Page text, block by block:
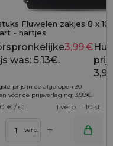
Fluwelen zakjes 8 x 10
- hartjes
was: 5,13€.
3,99€
prijs in de afgelopen 30
vóór de prijsverlaging:3,99€.
€ / st. 1 verp. = 10 st.
verp. +